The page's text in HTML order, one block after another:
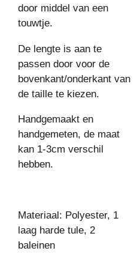
door middel van een
touwtje.
De lengte is aan te
passen door voor de
bovenkant/onderkant van
de taille te kiezen.
Handgemaakt en
handgemeten, de maat
kan 1-3cm verschil
hebben.
Materiaal: Polyester, 1
laag harde tule, 2
baleinen